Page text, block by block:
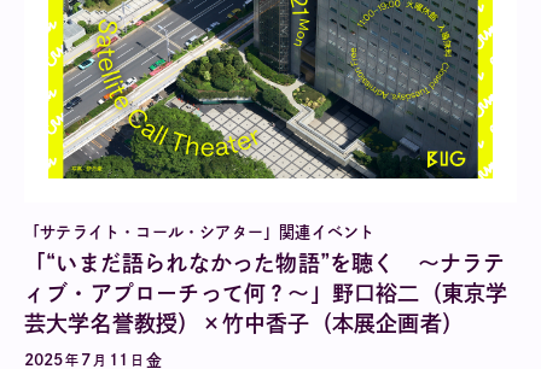
「サテライト・コール・シアター」関連イベント
「“いまだ語られなかった物語”を聴く 〜ナラテ
ィブ・アプローチって何？〜」野口裕二（東京学
芸大学名誉教授）×竹中香子（本展企画者）
2025年 7 月 11 日 金